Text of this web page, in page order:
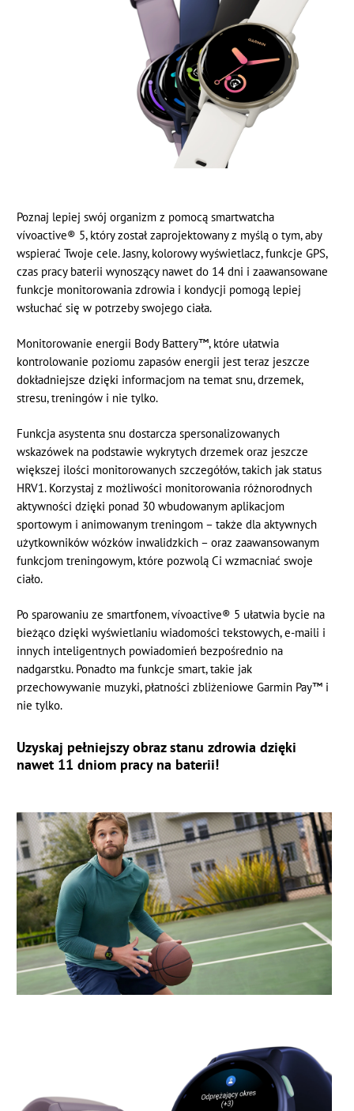
Poznaj lepiej swój organizm z pomocą smartwatcha
vívoactive® 5, który został zaprojektowany z myślą o tym, aby
wspierać Twoje cele. Jasny, kolorowy wyświetlacz, funkcje GPS,
czas pracy baterii wynoszący nawet do 14 dni i zaawansowane
funkcje monitorowania zdrowia i kondycji pomogą lepiej
wsłuchać się w potrzeby swojego ciała.
Monitorowanie energii Body Battery™, które ułatwia
kontrolowanie poziomu zapasów energii jest teraz jeszcze
dokładniejsze dzięki informacjom na temat snu, drzemek,
stresu, treningów i nie tylko.
Funkcja asystenta snu dostarcza spersonalizowanych
wskazówek na podstawie wykrytych drzemek oraz jeszcze
większej ilości monitorowanych szczegółów, takich jak status
HRV1. Korzystaj z możliwości monitorowania różnorodnych
aktywności dzięki ponad 30 wbudowanym aplikacjom
sportowym i animowanym treningom – także dla aktywnych
użytkowników wózków inwalidzkich – oraz zaawansowanym
funkcjom treningowym, które pozwolą Ci wzmacniać swoje
ciało.
Po sparowaniu ze smartfonem, vívoactive® 5 ułatwia bycie na
bieżąco dzięki wyświetlaniu wiadomości tekstowych, e-maili i
innych inteligentnych powiadomień bezpośrednio na
nadgarstku. Ponadto ma funkcje smart, takie jak
przechowywanie muzyki, płatności zbliżeniowe Garmin Pay™ i
nie tylko.
Uzyskaj pełniejszy obraz stanu zdrowia dzięki
nawet 11 dniom pracy na baterii!